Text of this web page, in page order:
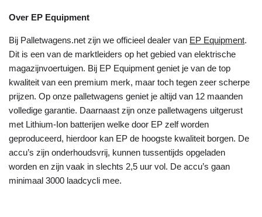
Over EP Equipment
Bij Palletwagens.net zijn we officieel dealer van EP Equipment.
Dit is een van de marktleiders op het gebied van elektrische
magazijnvoertuigen. Bij EP Equipment geniet je van de top
kwaliteit van een premium merk, maar toch tegen zeer scherpe
prijzen. Op onze palletwagens geniet je altijd van 12 maanden
volledige garantie. Daarnaast zijn onze palletwagens uitgerust
met Lithium-Ion batterijen welke door EP zelf worden
geproduceerd, hierdoor kan EP de hoogste kwaliteit borgen. De
accu’s zijn onderhoudsvrij, kunnen tussentijds opgeladen
worden en zijn vaak in slechts 2,5 uur vol. De accu’s gaan
minimaal 3000 laadcycli mee.